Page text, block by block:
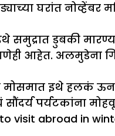
घरांत
डुबकी
आहेत. अलमुडेना
मोसमात इथे हलकं
पर्यटकांना
visit abroad in